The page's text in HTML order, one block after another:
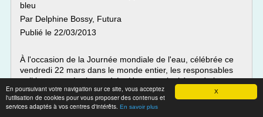
X
En poursuivant votre navigation sur ce site, vous acceptez
l'utilisation de cookies pour vous proposer des contenus et
services adaptés à vos centres d'intérêts. En savoir plus
bleu
Par Delphine Bossy, Futura
Publié le 22/03/2013
À l'occasion de la Journée mondiale de l'eau, célébrée ce
vendredi 22 mars dans le monde entier, les responsables
politiques se réunissent à La Haye, sur le thème de la
coopération. Le but est de sensibiliser, tant au niveau local
que national, à la nécessité de...